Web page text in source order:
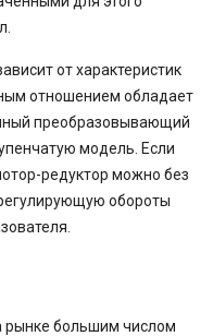
от характеристик
отношением обладает
преобразовывающий
модель. Если
редуктор можно без
обороты
рынке большим числом